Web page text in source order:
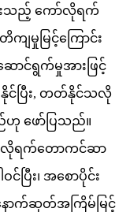
ထားသည့် ကော်လိုရက်
မှုမြင့်ကြောင်း
ောင်ရွက်မှုအားဖြင့်
နိုင်ပြီး, တတ်နိုင်သလို
ဟု ဖော်ပြသည်။
လိုရက်တောကင်ဆာ
ပြီး၊ အစောပိုင်း
ောက်ဆုတ်အကြိမ်မြင့်